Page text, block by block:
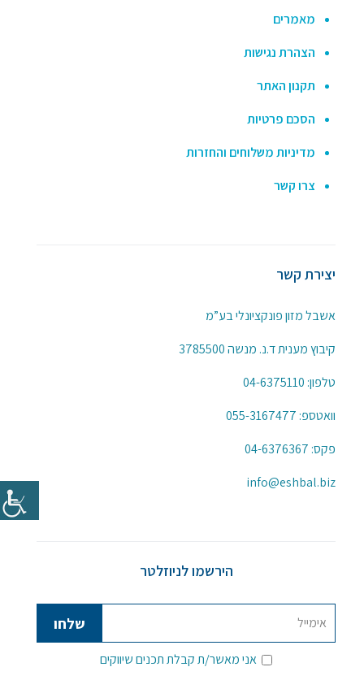
מאמרים
הצהרת נגישות
תקנון האתר
הסכם פרטיות
מדיניות משלוחים והחזרות
צרו קשר
יצירת קשר
אשבל מזון פונקציונלי בע”מ
קיבוץ מענית ד.נ. מנשה 3785500
טלפון: 04-6375110
וואטספ: 055-3167477
פקס: 04-6376367
info@eshbal.biz
הירשמו לניוזלטר
אני מאשר/ת קבלת תכנים שיווקים